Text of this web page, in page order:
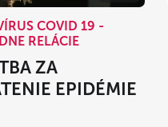
COVID 19 -
RELÁCIE
ZA
EPIDÉMIE